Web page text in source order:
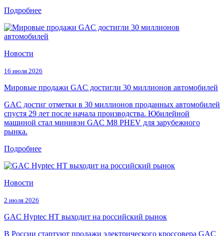
Подробнее
Новости
16 июля 2026
Мировые продажи GAC достигли 30 миллионов автомобилей
GAC достиг отметки в 30 миллионов проданных автомобилей
спустя 29 лет после начала производства. Юбилейной
машиной стал минивэн GAC M8 PHEV для зарубежного
рынка.
Подробнее
Новости
2 июля 2026
GAC Hyptec HT выходит на российский рынок
В России стартуют продажи электрического кроссовера GAC